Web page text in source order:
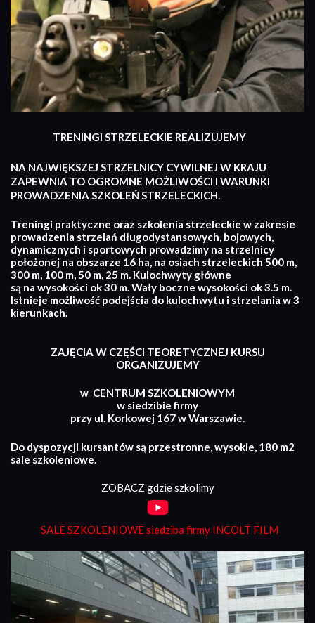
TRENINGI STRZELECKIE REALIZUJEMY
NA NAJWIĘKSZEJ STRZELNICY CYWILNEJ W KRAJU
ZAPEWNIA TO OGROMNE MOŻLIWOŚCI I WARUNKI
PROWADZENIA SZKOLEŃ STRZELECKICH.
Treningi praktyczne oraz szkolenia strzeleckie w zakresie
prowadzenia strzelań długodystansowych, bojowych,
dynamicznych i sportowych prowadzimy na strzelnicy
położonej na obszarze 16 ha, na osiach strzeleckich 500 m,
300 m, 100 m, 50 m, 25 m. Kulochwyty główne
są na wysokości ok 30 m. Wały boczne wysokości ok 3.5 m.
Istnieje możliwość podejścia do kulochwytu i strzelania w 3
kierunkach.
ZAJĘCIA W CZĘŚCI TEORETYCZNEJ KURSU
ORGANIZUJEMY
w CENTRUM SZKOLENIOWYM
w siedzibie firmy
przy ul. Korkowej 167 w Warszawie.
Do dyspozycji kursantów są przestronne, wysokie, 180 m2
sale szkoleniowe.
ZOBACZ gdzie szkolimy
SALE SZKOLENIOWE siedziba firmy INCOLT FILM